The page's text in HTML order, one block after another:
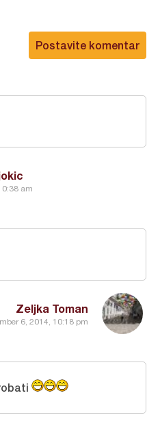
Postavite komentar
am
Zeljka Toman
6, 2014, 10:18 pm